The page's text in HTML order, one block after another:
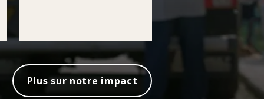
Plus sur notre impact